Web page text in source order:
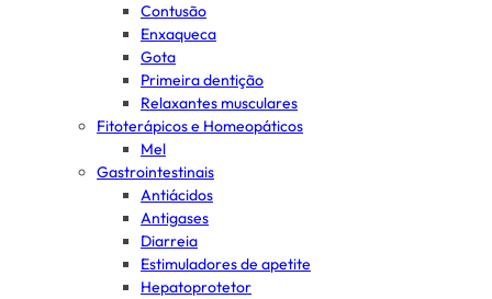
Contusão
Enxaqueca
Gota
Primeira dentição
Relaxantes musculares
Fitoterápicos e Homeopáticos
Mel
Gastrointestinais
Antiácidos
Antigases
Diarreia
Estimuladores de apetite
Hepatoprotetor